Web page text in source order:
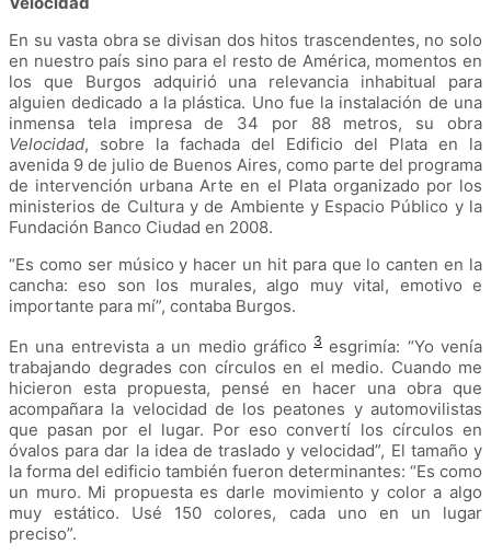
En su vasta obra se divisan dos hitos trascendentes, no solo
en nuestro país sino para el resto de América, momentos en
los que Burgos adquirió una relevancia inhabitual para
alguien dedicado a la plástica. Uno fue la instalación de una
inmensa tela impresa de 34 por 88 metros, su obra
Velocidad, sobre la fachada del Edificio del Plata en la
avenida 9 de julio de Buenos Aires, como parte del programa
de intervención urbana Arte en el Plata organizado por los
ministerios de Cultura y de Ambiente y Espacio Público y la
Fundación Banco Ciudad en 2008.
“Es como ser músico y hacer un hit para que lo canten en la
cancha: eso son los murales, algo muy vital, emotivo e
importante para mí”, contaba Burgos.
En una entrevista a un medio gráfico3esgrimía: “Yo venía
trabajando degrades con círculos en el medio. Cuando me
hicieron esta propuesta, pensé en hacer una obra que
acompañara la velocidad de los peatones y automovilistas
que pasan por el lugar. Por eso convertí los círculos en
óvalos para dar la idea de traslado y velocidad”, El tamaño y
la forma del edificio también fueron determinantes: “Es como
un muro. Mi propuesta es darle movimiento y color a algo
muy estático. Usé 150 colores, cada uno en un lugar
preciso”.